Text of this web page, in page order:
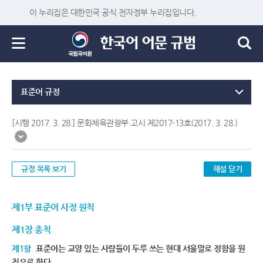
이 누리집은 대한민국 공식 전자정부 누리집입니다.
표준어 규정
[시행 2017. 3. 28.] 문화체육관광부 고시 제2017-13호(2017. 3. 28.)
규정 목록 보기 해설 닫기
제1부 표준어 사정 원칙
제1장 총칙
제1항 표준어는 교양 있는 사람들이 두루 쓰는 현대 서울말로 정함을 원